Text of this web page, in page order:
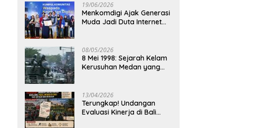
19/06/2026
Menkomdigi Ajak Generasi
Muda Jadi Duta Internet
08/05/2026
8 Mei 1998: Sejarah Kelam
Kerusuhan Medan yang
13/04/2026
Terungkap! Undangan
Evaluasi Kinerja di Bali